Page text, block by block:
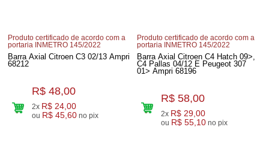
Produto certificado de acordo com a
portaria INMETRO 145/2022
Barra Axial Citroen C3 02/13 Ampri
68212
R$ 48,00
2x R$ 24,00
ou R$ 45,60 no pix
Produto certificado de acordo com a
portaria INMETRO 145/2022
Barra Axial Citroen C4 Hatch 09>,
C4 Pallas 04/12 E Peugeot 307
01> Ampri 68196
R$ 58,00
2x R$ 29,00
ou R$ 55,10 no pix